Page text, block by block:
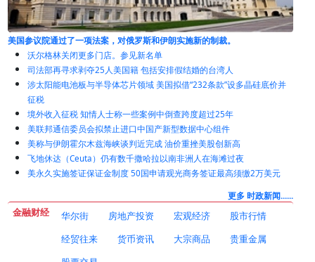
离岸信托征税 港、新律师透露中国富豪仍感“震惊”并急于筹现
沃尔格林关闭更多门店。参见新名单
司法部再寻求剥夺25人美国籍 包括安排假结婚的台湾人
涉太阳能电池板与半导体芯片领域 美国拟借“232条款”设多晶硅底价并
征税
境外收入征税 知情人士称一些案例中倒查跨度超过25年
美联邦通信委员会拟禁止进口中国产新型数据中心组件
美称与伊朗霍尔木兹海峡谈判近完成 油价重挫美股创新高
飞地休达（Ceuta）仍有数千撒哈拉以南非洲人在海滩过夜
美永久实施签证保证金制度 50国申请观光商务签证最高须缴2万美元
更多 时政新闻......
金融财经 华尔街 房地产投资 宏观经济
股市行情
经贸往来
货币资讯 大宗商品
贵重金属